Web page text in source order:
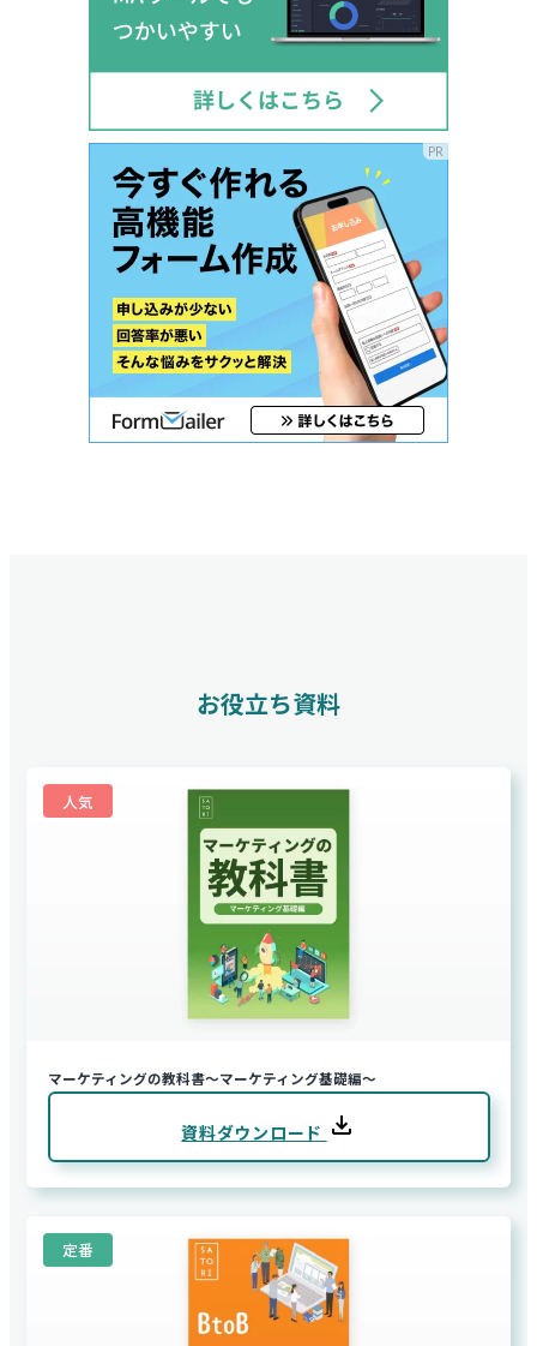
PR
お役立ち資料
人気
マーケティングの教科書～マーケティング基礎編～
資料ダウンロード
定番